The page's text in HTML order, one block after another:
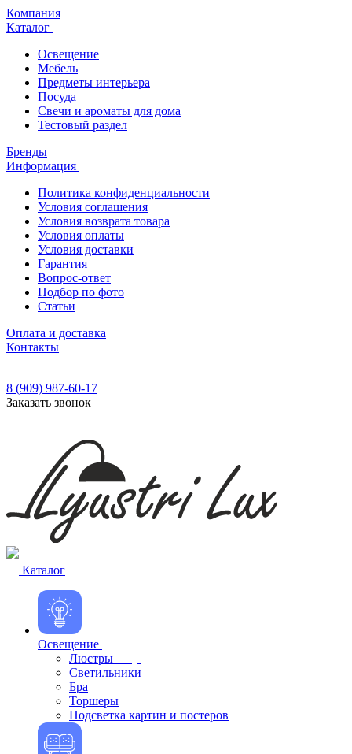
Компания
Каталог
Освещение
Мебель
Предметы интерьера
Посуда
Свечи и ароматы для дома
Тестовый раздел
Бренды
Информация
Политика конфиденциальности
Условия соглашения
Условия возврата товара
Условия оплаты
Условия доставки
Гарантия
Вопрос-ответ
Подбор по фото
Статьи
Оплата и доставка
Контакты
8 (909) 987-60-17
Заказать звонок
Каталог
Освещение
Люстры
Светильники
Бра
Торшеры
Подсветка картин и постеров